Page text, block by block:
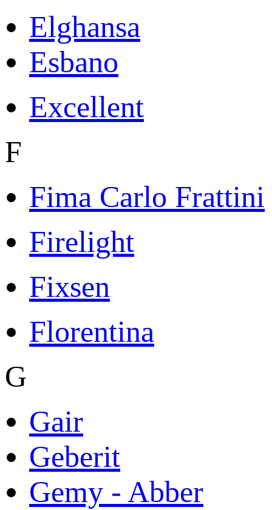
Elghansa
Esbano
Excellent
F
Fima Carlo Frattini
Firelight
Fixsen
Florentina
G
Gair
Geberit
Gemy - Abber